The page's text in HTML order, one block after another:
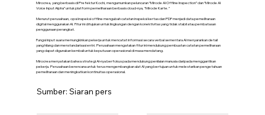
Mirocrea, yang berbasis di Prefektur Kochi, mengumumkan peluncuran “Mirocle AI Offline Inspection” dan “Mirocle AI
Voice Input Alpha” untuk platform pemeliharaan berbasis cloud-nya, “Mirocle Karte.”
Menurut perusahaan, opsi inspeksi offline mengubah catatan inspeksi kertas dan PDF menjadi data pemeliharaan
digital menggunakan AI. Fitur ini ditujukan untuk lingkungan dengan konektivitas yang tidak stabil atau pembatasan
penggunaan perangkat.
Fungsi input suara memungkinkan pekerja untuk mencatat informasi secara verbal sementara AI menyarankan detail
yang hilang dan menstandarisasi entri. Perusahaan mengatakan fitur ini mendukung pembuatan catatan pemeliharaan
yang dapat digunakan kembali untuk keputusan operasional di masa mendatang.
Mirocrea menyatakan bahwa strategi AI-nya berfokus pada mendukung penilaian manusia daripada menggantikan
pekerja. Perusahaan berencana untuk terus mengembangkan alat AI yang bertujuan untuk melestarikan pengetahuan
pemeliharaan dan meningkatkan kontinuitas operasional.
Sumber: Siaran pers